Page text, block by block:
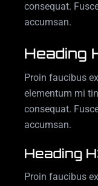
consequat.
accumsan.
Heading
Proin faucibus
elementum mi
consequat.
accumsan.
Heading
Proin faucibus